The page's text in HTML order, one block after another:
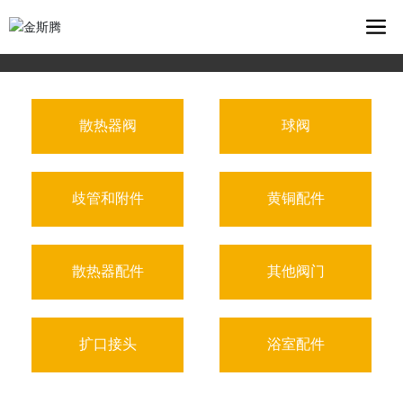
散热器阀 球阀
歧管和附件 黄铜配件
散热器配件 其他阀门
扩口接头 浴室配件